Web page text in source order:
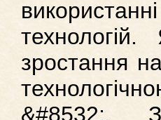
зростання
&#8532;.